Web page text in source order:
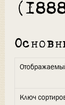
Ключ